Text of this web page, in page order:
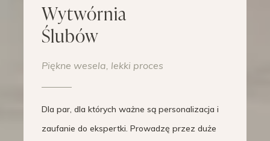
Wytwórnia
Ślubów
Piękne wesela, lekki proces
Dla par, dla których ważne są personalizacja i
zaufanie do ekspertki. Prowadzę przez duże